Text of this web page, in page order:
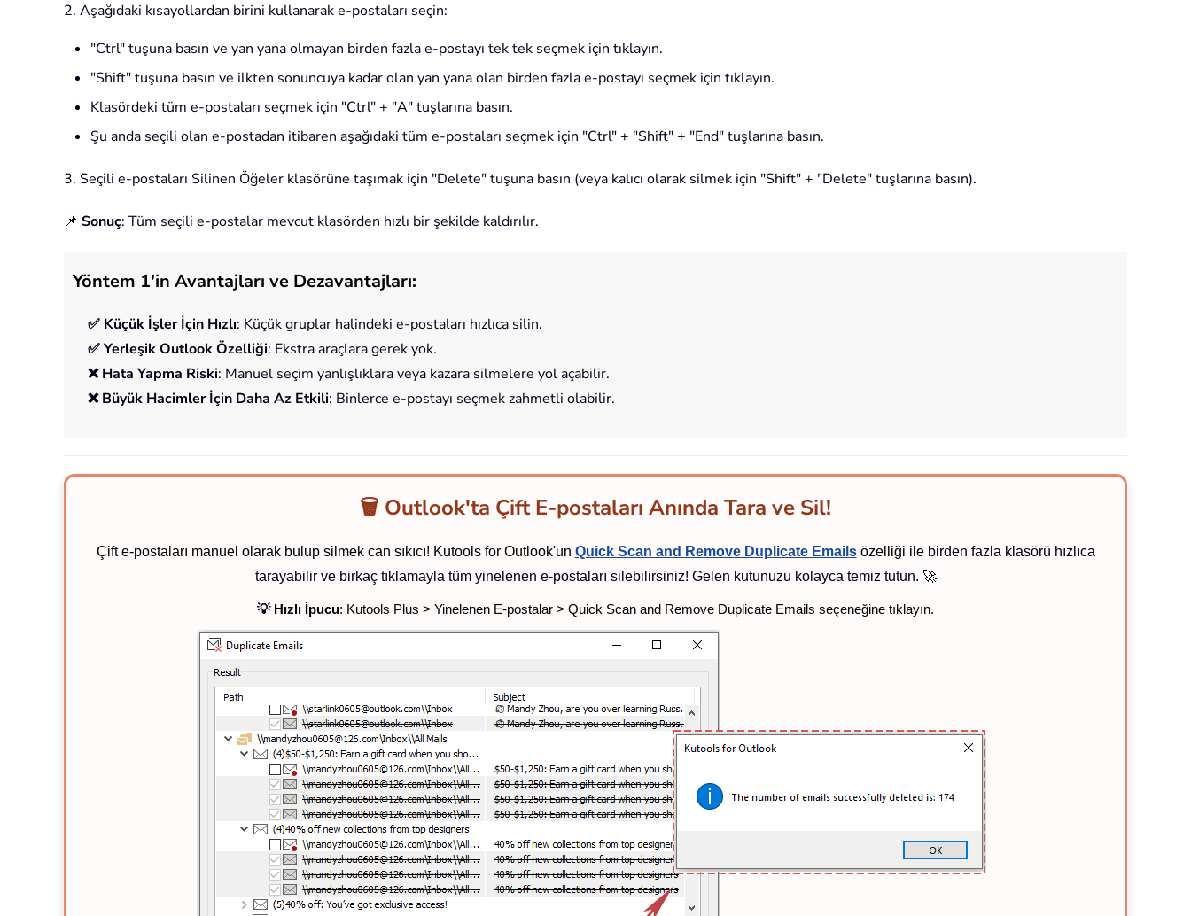
2. Aşağıdaki kısayollardan birini kullanarak e-postaları seçin:
"Ctrl" tuşuna basın ve yan yana olmayan birden fazla e-postayı tek tek seçmek için tıklayın.
"Shift" tuşuna basın ve ilkten sonuncuya kadar olan yan yana olan birden fazla e-postayı seçmek için tıklayın.
Klasördeki tüm e-postaları seçmek için "Ctrl" + "A" tuşlarına basın.
Şu anda seçili olan e-postadan itibaren aşağıdaki tüm e-postaları seçmek için "Ctrl" + "Shift" + "End" tuşlarına basın.
3. Seçili e-postaları Silinen Öğeler klasörüne taşımak için "Delete" tuşuna basın (veya kalıcı olarak silmek için "Shift" + "Delete" tuşlarına basın).
📌 Sonuç: Tüm seçili e-postalar mevcut klasörden hızlı bir şekilde kaldırılır.
Yöntem 1'in Avantajları ve Dezavantajları:
✅ Küçük İşler İçin Hızlı: Küçük gruplar halindeki e-postaları hızlıca silin.
✅ Yerleşik Outlook Özelliği: Ekstra araçlara gerek yok.
❌ Hata Yapma Riski: Manuel seçim yanlışlıklara veya kazara silmelere yol açabilir.
❌ Büyük Hacimler İçin Daha Az Etkili: Binlerce e-postayı seçmek zahmetli olabilir.
🗑️ Outlook'ta Çift E-postaları Anında Tara ve Sil!
Çift e-postaları manuel olarak bulup silmek can sıkıcı! Kutools for Outlook'un Quick Scan and Remove Duplicate Emails özelliği ile birden fazla klasörü hızlıca
tarayabilir ve birkaç tıklamayla tüm yinelenen e-postaları silebilirsiniz! Gelen kutunuzu kolayca temiz tutun. 🚀
💡 Hızlı İpucu: Kutools Plus > Yinelenen E-postalar > Quick Scan and Remove Duplicate Emails seçeneğine tıklayın.